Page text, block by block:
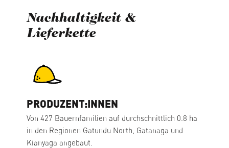
Nachhaltigkeit &
Lieferkette
PRODUZENT:INNEN
Von 427 Bauernfamilien auf durchschnittlich 0.8 ha
in den Regionen Gatundu North, Gatanaga und
Kianyaga angebaut.